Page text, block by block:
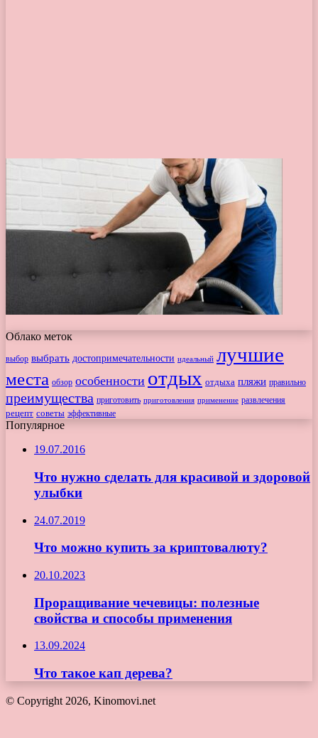
Облако меток
выбор выбрать достопримечательности идеальный лучшие
места обзор особенности отдых отдыха пляжи правильно
преимущества приготовить приготовления применение развлечения
рецепт советы эффективные
Популярное
19.07.2016
Что нужно сделать для красивой и здоровой
улыбки
24.07.2019
Что можно купить за криптовалюту?
20.10.2023
Проращивание чечевицы: полезные
свойства и способы применения
13.09.2024
Что такое кап дерева?
© Copyright 2026, Kinomovi.net